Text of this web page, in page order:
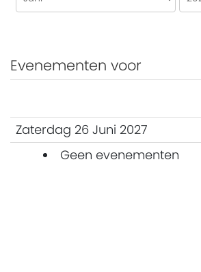
Evenementen voor
Zaterdag 26 Juni 2027
Geen evenementen